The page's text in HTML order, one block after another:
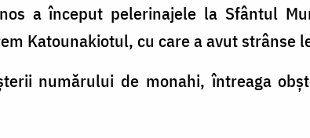
a început pelerinajele la Sfântul
Katounakiotul, cu care a avut strânse
numărului de monahi, întreaga